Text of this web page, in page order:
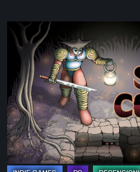
Cesto
Recensione:
la
1.0
del
roguelite
di